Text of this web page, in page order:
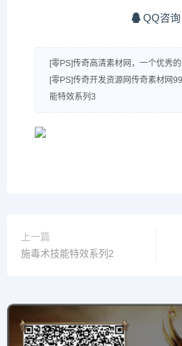
QQ咨询
[零PS]传奇高清素材网，一个优秀
[零PS]传奇开发资源网传奇素材网
能特效系列3
上一篇
施毒术技能特效系列2